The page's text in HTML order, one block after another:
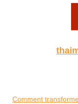
Comment